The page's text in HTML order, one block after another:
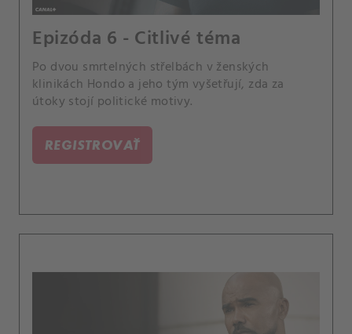
Epizóda 6 - Citlivé téma
Po dvou smrtelných střelbách v ženských
klinikách Hondo a jeho tým vyšetřují, zda za
útoky stojí politické motivy.
REGISTROVAŤ